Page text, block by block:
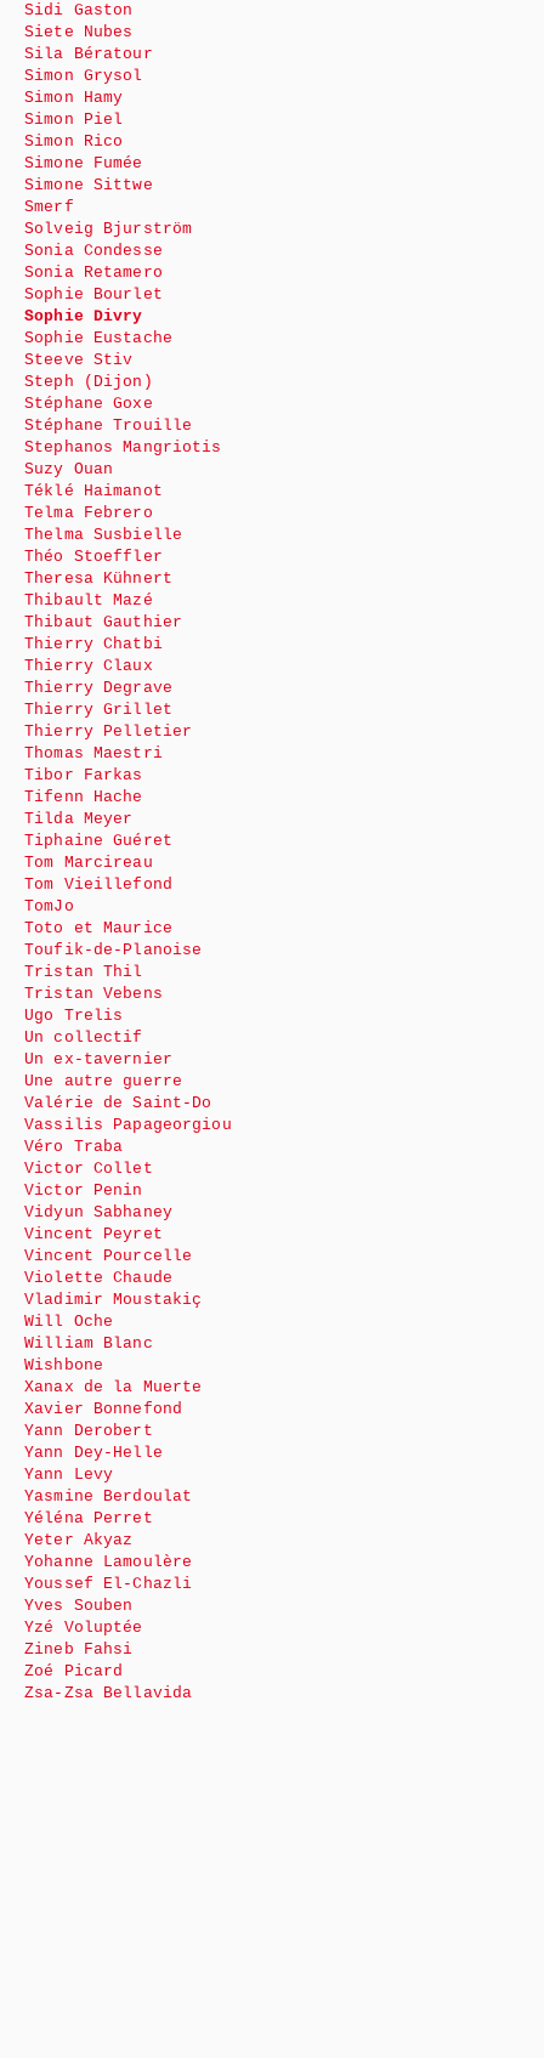
Sidi Gaston
Siete Nubes
Sila Bératour
Simon Grysol
Simon Hamy
Simon Piel
Simon Rico
Simone Fumée
Simone Sittwe
Smerf
Solveig Bjurström
Sonia Condesse
Sonia Retamero
Sophie Bourlet
Sophie Divry
Sophie Eustache
Steeve Stiv
Steph (Dijon)
Stéphane Goxe
Stéphane Trouille
Stephanos Mangriotis
Suzy Ouan
Téklé Haimanot
Telma Febrero
Thelma Susbielle
Théo Stoeffler
Theresa Kühnert
Thibault Mazé
Thibaut Gauthier
Thierry Chatbi
Thierry Claux
Thierry Degrave
Thierry Grillet
Thierry Pelletier
Thomas Maestri
Tibor Farkas
Tifenn Hache
Tilda Meyer
Tiphaine Guéret
Tom Marcireau
Tom Vieillefond
TomJo
Toto et Maurice
Toufik-de-Planoise
Tristan Thil
Tristan Vebens
Ugo Trelis
Un collectif
Un ex-tavernier
Une autre guerre
Valérie de Saint-Do
Vassilis Papageorgiou
Véro Traba
Victor Collet
Victor Penin
Vidyun Sabhaney
Vincent Peyret
Vincent Pourcelle
Violette Chaude
Vladimir Moustakiç
Will Oche
William Blanc
Wishbone
Xanax de la Muerte
Xavier Bonnefond
Yann Derobert
Yann Dey-Helle
Yann Levy
Yasmine Berdoulat
Yéléna Perret
Yeter Akyaz
Yohanne Lamoulère
Youssef El-Chazli
Yves Souben
Yzé Voluptée
Zineb Fahsi
Zoé Picard
Zsa-Zsa Bellavida